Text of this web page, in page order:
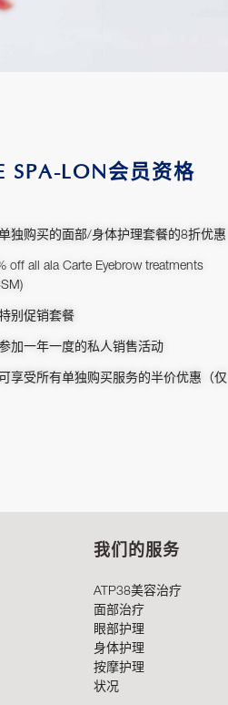
SPA-LON会员资格
独购买的面部/身体护理套餐的8折优惠
off all ala Carte Eyebrow treatments
别促销套餐
加一年一度的私人销售活动
享受所有单独购买服务的半价优惠（仅
我们的服务
ATP38美容治疗
面部治疗
眼部护理
身体护理
按摩护理
状况